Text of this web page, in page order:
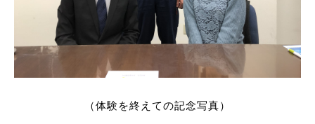
（体験を終えての記念写真）